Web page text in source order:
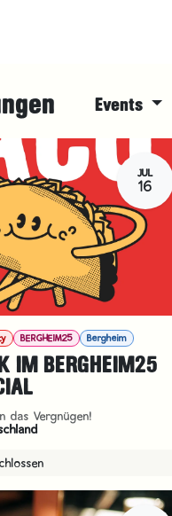
Events
JUL
16
BERGHEIM25 Bergheim
IM BERGHEIM25
das Vergnügen!